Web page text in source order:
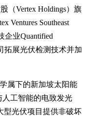
（Vertex Holdings）旗
Ventures Southeast
企业Quantified
拓展光伏检测技术并加
属下的新加坡太阳能
人工智能的电致发光
型光伏项目提供非破坏